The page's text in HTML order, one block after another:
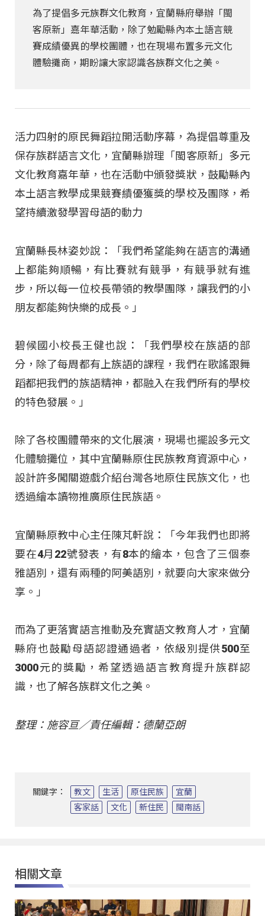
為了提倡多元族群文化教育，宜蘭縣府舉辦「閩
客原新」嘉年華活動，除了勉勵縣內本土語言競
賽成績優異的學校團體，也在現場布置多元文化
體驗攤商，期盼讓大家認識各族群文化之美。
活力四射的原民舞蹈拉開活動序幕，為提倡尊重及
保存族群語言文化，宜蘭縣辦理「閩客原新」多元
文化教育嘉年華，也在活動中頒發獎狀，鼓勵縣內
本土語言教學成果競賽績優獲獎的學校及團隊，希
望持續激發學習母語的動力
宜蘭縣長林姿妙說：「我們希望能夠在語言的溝通
上都能夠順暢，有比賽就有競爭，有競爭就有進
步，所以每一位校長帶領的教學團隊，讓我們的小
朋友都能夠快樂的成長。」
碧候國小校長王健也說：「我們學校在族語的部
分，除了每周都有上族語的課程，我們在歌謠跟舞
蹈都把我們的族語精神，都融入在我們所有的學校
的特色發展。」
除了各校團體帶來的文化展演，現場也擺設多元文
化體驗攤位，其中宜蘭縣原住民族教育資源中心，
設計許多闖關遊戲介紹台灣各地原住民族文化，也
透過繪本讀物推廣原住民族語。
宜蘭縣原教中心主任陳芃軒說：「今年我們也即將
要在4月22號發表，有8本的繪本，包含了三個泰
雅語別，還有兩種的阿美語別，就要向大家來做分
享。」
而為了更落實語言推動及充實語文教育人才，宜蘭
縣府也鼓勵母語認證通過者，依級別提供500至
3000元的獎勵，希望透過語言教育提升族群認
識，也了解各族群文化之美。
整理：施容亘／責任編輯：德蘭亞朗
關鍵字： 教文 生活 原住民族
宜蘭
客家話
文化 新住民 閩南話
相關文章